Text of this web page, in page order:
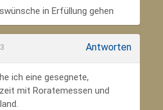
in Erfüllung gehen
Antworten
ich eine gesegnete,
mit Roratemessen und